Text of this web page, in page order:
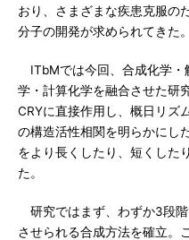
おり、さまざまな疾患克服の
分子の開発が求められてきた。
ITbMでは今回、合成化学・
学・計算化学を融合させた研
CRYに直接作用し、概日リズ
の構造活性相関を明らかにし
をより長くしたり、短くした
た。
研究ではまず、わずか3段
させられる合成方法を確立。